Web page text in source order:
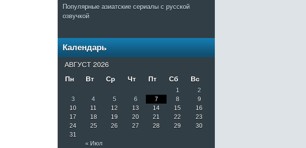
Популярные азиатские сериалы с русской
озвучкой
Календарь
АВГУСТ 2026
Пн
Вт Ср Чт Пт Сб Вс
« Июл
1
2
3
4 5 6 7 8
9
10
11 12 13 14 15
16
17
18 19 20 21 22
23
24
25 26 27 28 29
30
31